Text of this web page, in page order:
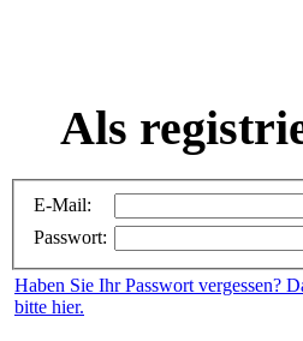
Als
E-Mail:
Passwort:
Haben Sie Ihr Passwort vergessen?
bitte hier.